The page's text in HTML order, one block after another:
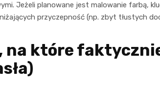
Jeżeli planowane jest malowanie farbą,
przyczepność (np. zbyt tłustych
na które